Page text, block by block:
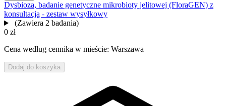
Dysbioza, badanie genetyczne mikrobioty jelitowej (FloraGEN) z
konsultacją - zestaw wysyłkowy
(Zawiera 2 badania)
0 zł
Cena według cennika w mieście: Warszawa
Dodaj do koszyka